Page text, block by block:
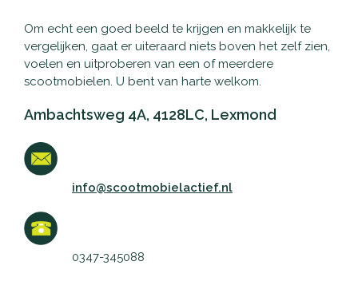
Om echt een goed beeld te krijgen en makkelijk te
vergelijken, gaat er uiteraard niets boven het zelf zien,
voelen en uitproberen van een of meerdere
scootmobielen. U bent van harte welkom.
Ambachtsweg 4A, 4128LC, Lexmond
info@scootmobielactief.nl
0347-345088